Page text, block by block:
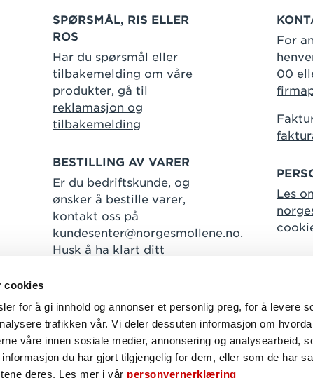
cookies
for å gi innhold og annonser et personlig preg, for å levere
trafikken vår. Vi deler dessuten informasjon om
våre innen sosiale medier, annonsering og analysearbeid,
du har gjort tilgjengelig for dem, eller som de har
deres. Les mer i vår personvernerklæring
SPØRSMÅL, RIS ELLER
ROS
Har du spørsmål eller
tilbakemelding om våre
produkter, gå til
reklamasjon og
tilbakemelding
BESTILLING AV VARER
Er du bedriftskunde, og
ønsker å bestille varer,
kontakt oss på
kundesenter@norgesmollene.no.
Husk å ha klart ditt
For
00
Les
Følg oss
FacebookInstagramLinkedin